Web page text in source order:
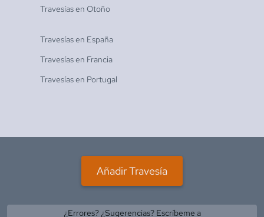
Travesías en Otoño
Travesías en España
Travesías en Francia
Travesías en Portugal
Añadir Travesía
¿Errores? ¿Sugerencias? Escríbeme a